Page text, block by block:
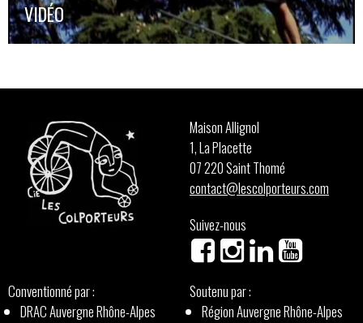
VIDÉO
Maison Allignol
1, La Placette
07 220 Saint Thomé
contact@lescolporteurs.com
Suivez-nous
Conventionné par :
DRAC Auvergne Rhône-Alpes
Soutenu par :
Région Auvergne Rhône-Alpes